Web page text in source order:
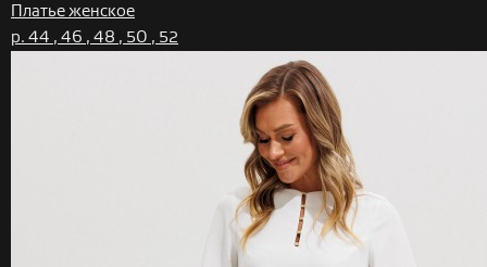
Платье женское
р. 44 , 46 , 48 , 50 , 52